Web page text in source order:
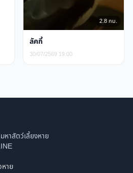
2.8 กม.
ลัคกี้
30/07/2569 19:00
หาสัตว์เลี้ยงหาย
าย